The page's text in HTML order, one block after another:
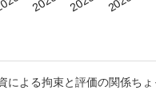
よる拘束と評価の関係ち